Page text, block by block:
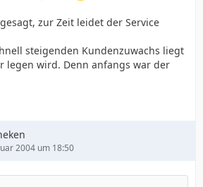
zur Zeit leidet der Service
steigenden Kundenzuwachs liegt
legen wird. Denn anfangs war der
2004 um 18:50